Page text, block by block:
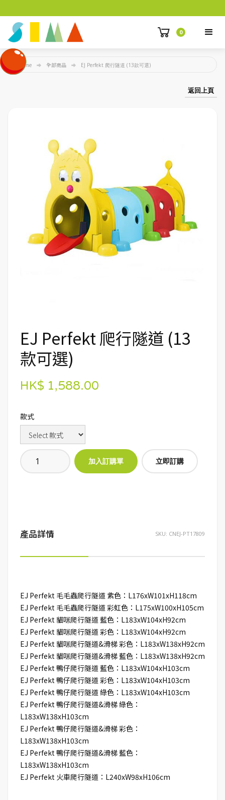
0
Home 全部商品 EJ Perfekt 爬行隧道 (13款可選)
返回上頁
EJ Perfekt 爬行隧道 (13
款可選)
HK$ 1,588.00
款式
立即訂購
產品詳情 SKU: CNEJ-PT17809
EJ Perfekt 毛毛蟲爬行隧道 紫色：L176xW101xH118cm
EJ Perfekt 毛毛蟲爬行隧道 彩虹色：L175xW100xH105cm
EJ Perfekt 貓咪爬行隧道 藍色：L183xW104xH92cm
EJ Perfekt 貓咪爬行隧道 彩色：L183xW104xH92cm
EJ Perfekt 貓咪爬行隧道&滑梯 彩色：L183xW138xH92cm
EJ Perfekt 貓咪爬行隧道&滑梯 藍色：L183xW138xH92cm
EJ Perfekt 鴨仔爬行隧道 藍色：L183xW104xH103cm
EJ Perfekt 鴨仔爬行隧道 彩色：L183xW104xH103cm
EJ Perfekt 鴨仔爬行隧道 綠色：L183xW104xH103cm
EJ Perfekt 鴨仔爬行隧道&滑梯 綠色：
L183xW138xH103cm
EJ Perfekt 鴨仔爬行隧道&滑梯 彩色：
L183xW138xH103cm
EJ Perfekt 鴨仔爬行隧道&滑梯 藍色：
L183xW138xH103cm
EJ Perfekt 火車爬行隧道：L240xW98xH106cm